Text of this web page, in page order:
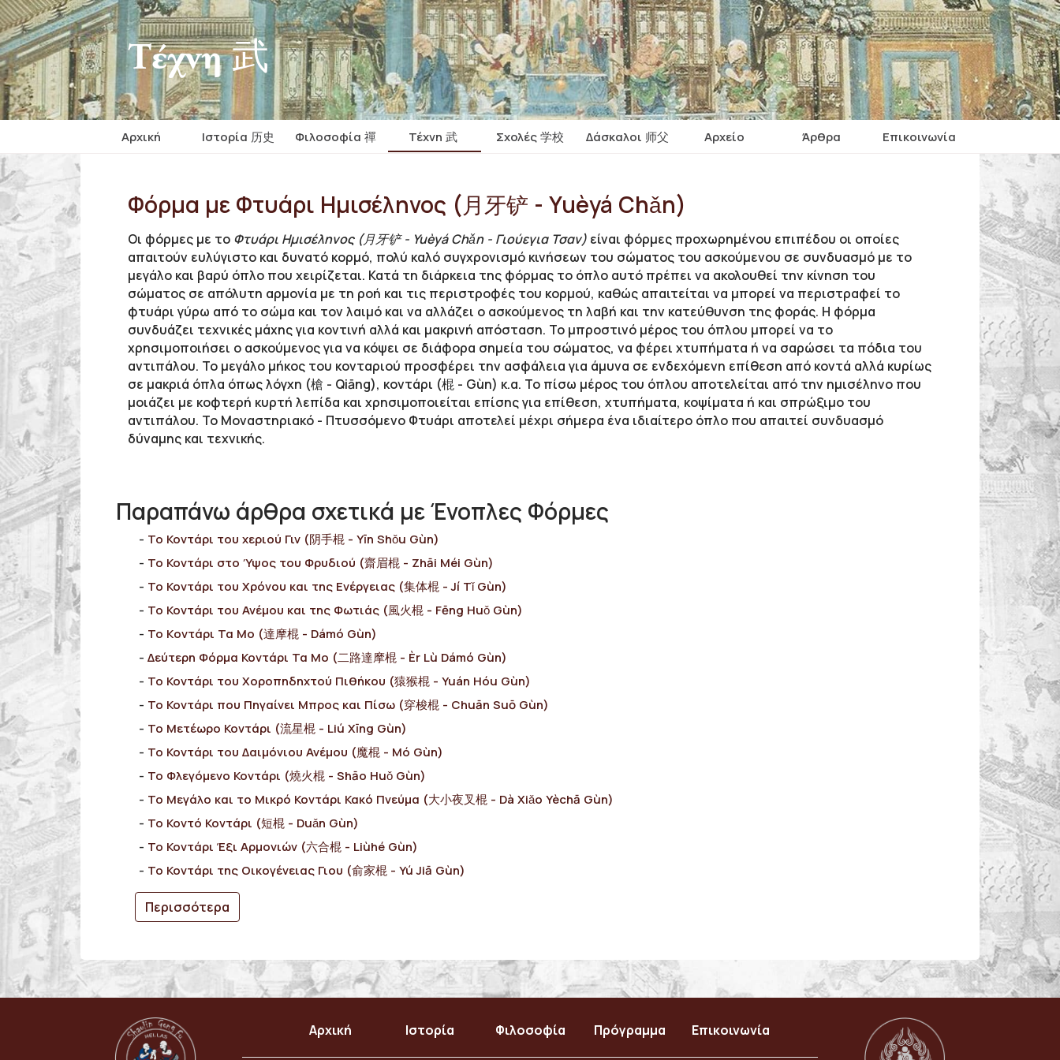
Τέχνη 武
Αρχική Iστορία 历史 Φιλοσοφία 禪 Τέχνη 武 Σχολές 学校 Δάσκαλοι 师父 Αρχείο Άρθρα Επικοινωνία
Φόρμα με Φτυάρι Ημισέληνος (月牙铲 - Yuèyá Chǎn)
Οι φόρμες με το Φτυάρι Ημισέληνος (月牙铲 - Yuèyá Chǎn - Γιούεγια Τσαν) είναι φόρμες προχωρημένου επιπέδου οι οποίες
απαιτούν ευλύγιστο και δυνατό κορμό, πολύ καλό συγχρονισμό κινήσεων του σώματος του ασκούμενου σε συνδυασμό με το
μεγάλο και βαρύ όπλο που χειρίζεται. Κατά τη διάρκεια της φόρμας το όπλο αυτό πρέπει να ακολουθεί την κίνηση του
σώματος σε απόλυτη αρμονία με τη ροή και τις περιστροφές του κορμού, καθώς απαιτείται να μπορεί να περιστραφεί το
φτυάρι γύρω από το σώμα και τον λαιμό και να αλλάζει ο ασκούμενος τη λαβή και την κατεύθυνση της φοράς. Η φόρμα
συνδυάζει τεχνικές μάχης για κοντινή αλλά και μακρινή απόσταση. Το μπροστινό μέρος του όπλου μπορεί να το
χρησιμοποιήσει ο ασκούμενος για να κόψει σε διάφορα σημεία του σώματος, να φέρει χτυπήματα ή να σαρώσει τα πόδια του
αντιπάλου. Το μεγάλο μήκος του κονταριού προσφέρει την ασφάλεια για άμυνα σε ενδεχόμενη επίθεση από κοντά αλλά κυρίως
σε μακριά όπλα όπως λόγχη (槍 - Qiāng), κοντάρι (棍 - Gùn) κ.α. Το πίσω μέρος του όπλου αποτελείται από την ημισέληνο που
μοιάζει με κοφτερή κυρτή λεπίδα και χρησιμοποιείται επίσης για επίθεση, χτυπήματα, κοψίματα ή και σπρώξιμο του
αντιπάλου. Το Μοναστηριακό - Πτυσσόμενο Φτυάρι αποτελεί μέχρι σήμερα ένα ιδιαίτερο όπλο που απαιτεί συνδυασμό
δύναμης και τεχνικής.
Παραπάνω άρθρα σχετικά με Ένοπλες Φόρμες
Το Κοντάρι του χεριού Γιν (阴手棍 - Yīn Shǒu Gùn)
Το Κοντάρι στο Ύψος του Φρυδιού (齋眉棍 - Zhāi Méi Gùn)
Το Κοντάρι του Χρόνου και της Ενέργειας (集体棍 - Jí Tǐ Gùn)
Το Κοντάρι του Ανέμου και της Φωτιάς (風火棍 - Fēng Huǒ Gùn)
Το Kοντάρι Τα Μο (達摩棍 - Dámó Gùn)
Δεύτερη Φόρμα Κοντάρι Τα Μο (二路達摩棍 - Èr Lù Dámó Gùn)
Το Κοντάρι του Χοροπηδηχτού Πιθήκου (猿猴棍 - Yuán Hóu Gùn)
Το Κοντάρι που Πηγαίνει Μπρος και Πίσω (穿梭棍 - Chuān Suō Gùn)
Το Μετέωρο Κοντάρι (流星棍 - Liú Xīng Gùn)
Το Κοντάρι του Δαιμόνιου Ανέμου (魔棍 - Mó Gùn)
Το Φλεγόμενο Κοντάρι (燒火棍 - Shāo Huǒ Gùn)
Το Μεγάλο και το Μικρό Κοντάρι Κακό Πνεύμα (大小夜叉棍 - Dà Xiǎo Yèchā Gùn)
Το Κοντό Κοντάρι (短棍 - Duǎn Gùn)
Το Κοντάρι Έξι Αρμονιών (六合棍 - Liùhé Gùn)
Το Κοντάρι της Οικογένειας Γιου (俞家棍 - Yú Jiā Gùn)
Περισσότερα
Αρχική Ιστορία Φιλοσοφία Πρόγραμμα Επικοινωνία